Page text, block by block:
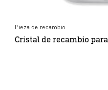
Pieza de recambio
Cristal de recambio